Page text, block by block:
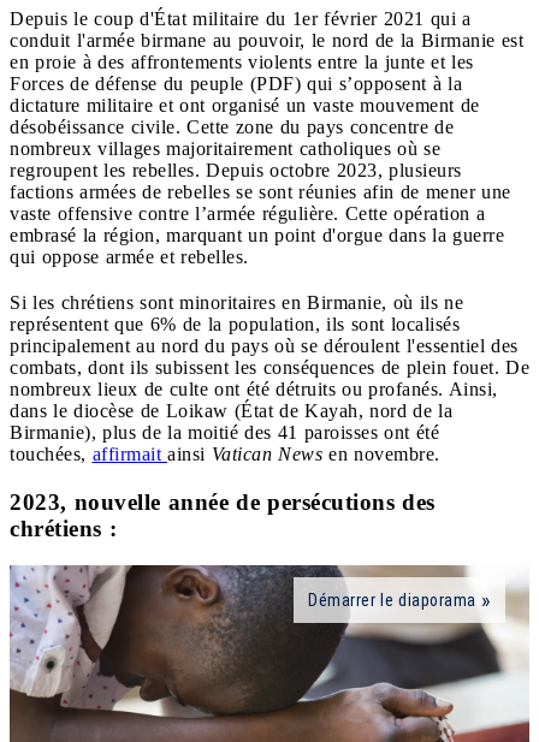
Depuis le coup d'État militaire du 1er février 2021 qui a
conduit l'armée birmane au pouvoir, le nord de la Birmanie est
en proie à des affrontements violents entre la junte et les
Forces de défense du peuple (PDF) qui s’opposent à la
dictature militaire et ont organisé un vaste mouvement de
désobéissance civile. Cette zone du pays concentre de
nombreux villages majoritairement catholiques où se
regroupent les rebelles. Depuis octobre 2023, plusieurs
factions armées de rebelles se sont réunies afin de mener une
vaste offensive contre l’armée régulière. Cette opération a
embrasé la région, marquant un point d'orgue dans la guerre
qui oppose armée et rebelles.
Si les chrétiens sont minoritaires en Birmanie, où ils ne
représentent que 6% de la population, ils sont localisés
principalement au nord du pays où se déroulent l'essentiel des
combats, dont ils subissent les conséquences de plein fouet. De
nombreux lieux de culte ont été détruits ou profanés. Ainsi,
dans le diocèse de Loikaw (État de Kayah, nord de la
Birmanie), plus de la moitié des 41 paroisses ont été
touchées, affirmait ainsi Vatican News en novembre.
2023, nouvelle année de persécutions des
chrétiens :
Démarrer le diaporama